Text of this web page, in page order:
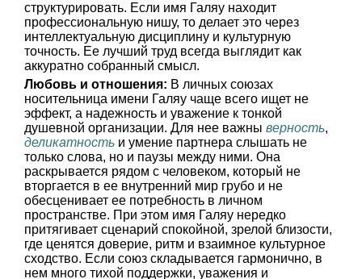
структурировать. Если имя Галяу находит
профессиональную нишу, то делает это через
интеллектуальную дисциплину и культурную
точность. Ее лучший труд всегда выглядит как
аккуратно собранный смысл.
Любовь и отношения: В личных союзах
носительница имени Галяу чаще всего ищет не
эффект, а надежность и уважение к тонкой
душевной организации. Для нее важны верность,
деликатность и умение партнера слышать не
только слова, но и паузы между ними. Она
раскрывается рядом с человеком, который не
вторгается в ее внутренний мир грубо и не
обесценивает ее потребность в личном
пространстве. При этом имя Галяу нередко
притягивает сценарий спокойной, зрелой близости,
где ценятся доверие, ритм и взаимное культурное
сходство. Если союз складывается гармонично, в
нем много тихой поддержки, уважения и